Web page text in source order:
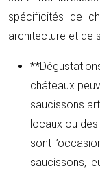
spécificités de
architecture et de
châteaux
saucissons
locaux ou
sont
saucissons,